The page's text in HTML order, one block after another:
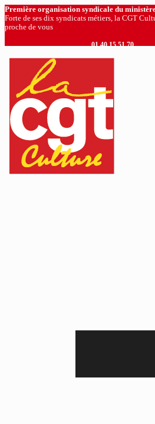
Première organisation syndicale du
Forte de ses dix syndicats métiers, la CGT
proche de vous
01 40 15 51 70